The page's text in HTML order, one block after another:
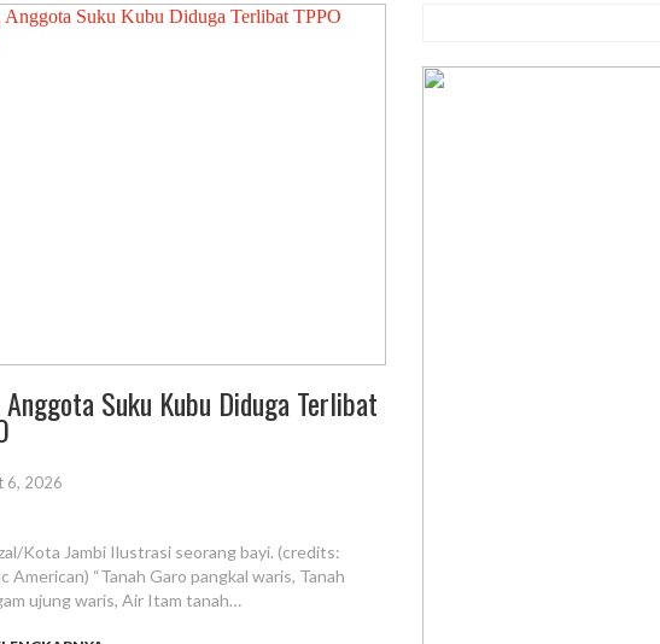
Anggota Suku Kubu Diduga Terlibat
6, 2026
Kota Jambi Ilustrasi seorang bayi. (credits:
American) “Tanah Garo pangkal waris, Tanah
ujung waris, Air Itam tanah…